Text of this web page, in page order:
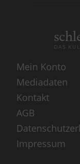
DAS
Mein Konto
Mediadaten
Kontakt
AGB
Impressum